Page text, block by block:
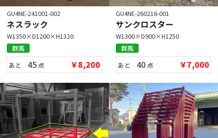
GU4NE-241001-002
ネスラック
W1350×D1200×H1320
群馬
あと45 点 ￥8,200
GU4NE-260216-001
サンクロスター
W1300×D900×H1250
群馬
あと40 点 ￥7,000